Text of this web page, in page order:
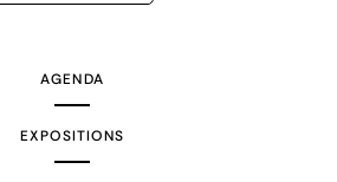
AGENDA
EXPOSITIONS